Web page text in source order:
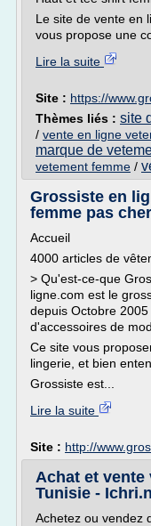
Le site de vente en
vous propose une
Lire la suite
Site : https://
Thèmes liés : site
/ vente en ligne
marque de
vetement femme /
Grossiste en
femme pas cher
Accueil
4000 articles de
> Qu'est-ce-que
ligne.com est le
depuis Octobre
d'accessoires de
Ce site vous
lingerie, et bien
Grossiste est...
Lire la suite
Site : http://
Achat et vente
Tunisie -
Achetez ou vendez